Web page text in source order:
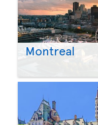
Montreal